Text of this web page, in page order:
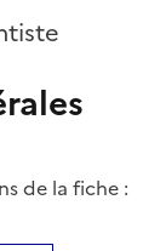
de la fiche :